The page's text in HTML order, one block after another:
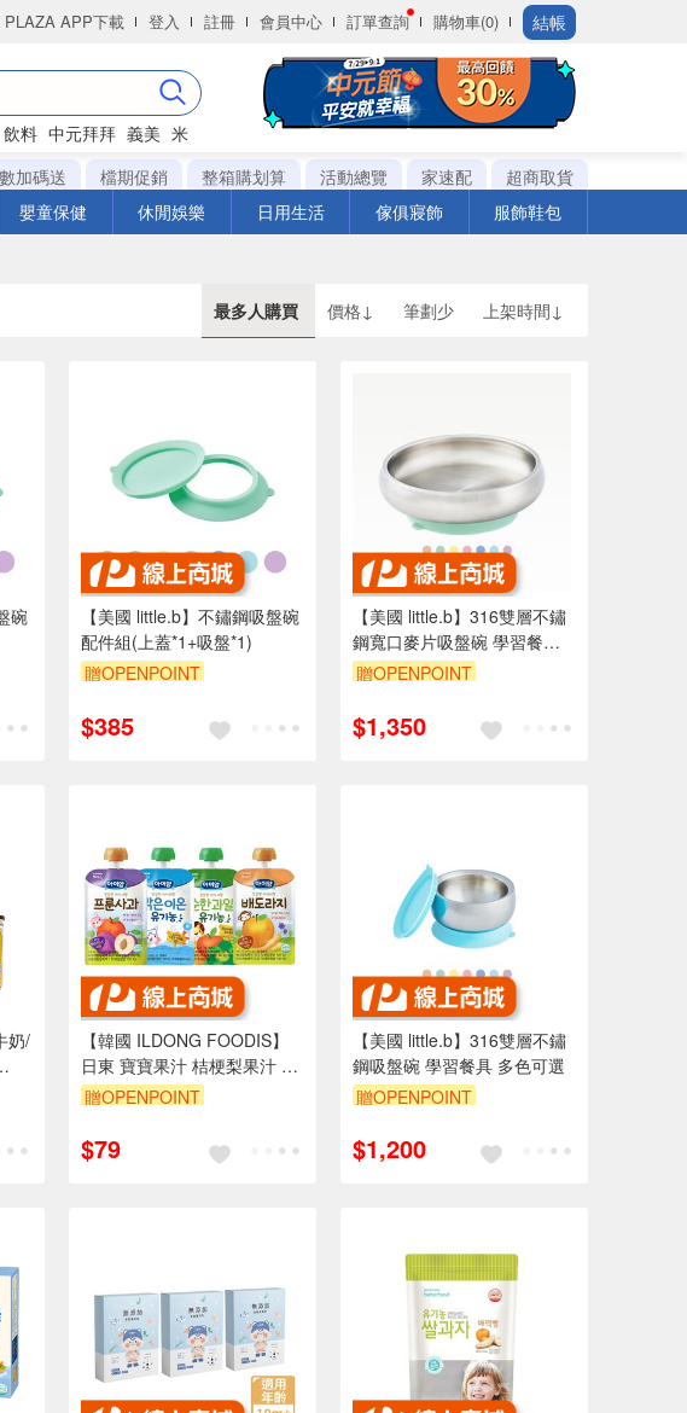
APP下載 登入 註冊 會員中心 訂單查詢 購物車(0) 結帳
飲料 中元拜拜 義美 米
加碼送 檔期促銷 整箱購划算 活動總覽 家速配
超商取貨
嬰童保健 休閒娛樂 日用生活 傢俱寢飾 服飾鞋包
最多人購買 價格↓ 筆劃少 上架時間↓
碗
【美國 little.b】不鏽鋼吸盤碗
配件組(上蓋*1+吸盤*1)
贈OPENPOINT
$385
【美國 little.b】316雙層不鏽
鋼寬口麥片吸盤碗 學習餐具
多色可選
贈OPENPOINT
$1,350
奶/
【韓國 ILDONG FOODIS】
日東 寶寶果汁 桔梗梨果汁 蘋
果黑棗汁 活力平衡飲 綜合水
贈OPENPOINT
$79
【美國 little.b】316雙層不鏽
鋼吸盤碗 學習餐具 多色可選
贈OPENPOINT
$1,200